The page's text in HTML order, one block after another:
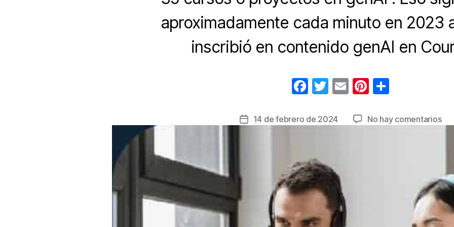
aproximadamente cada minuto en 2023
inscribió en contenido genAI en
F
c
o
o
k
T
tt
E
ail
Pi
er m
Fecha14 de febrero de 2024 No hay comentariosen
de
en